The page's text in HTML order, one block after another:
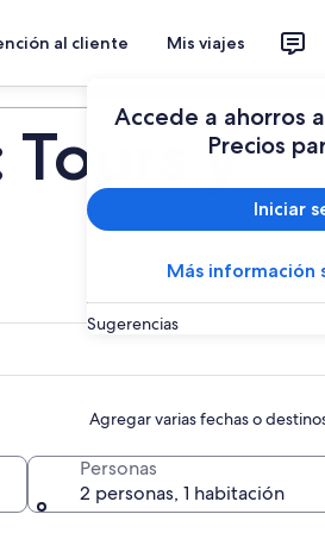
al cliente Mis viajes
Accede a ahorros
Precios
Iniciar
Más información
Sugerencias
y
Agregar varias fechas o
Personas
2 personas, 1 habitación